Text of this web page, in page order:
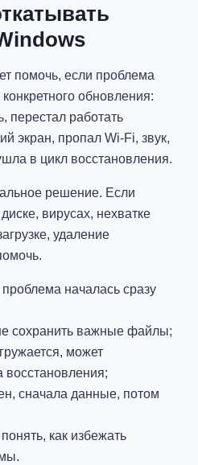
помочь, если проблема
обновления:
перестал работать
экран, пропал Wi-Fi, звук,
в цикл восстановления.
решение. Если
вирусах, нехватке
удаление
началась сразу
сохранить важные файлы;
может
восстановления;
сначала данные, потом
как избежать